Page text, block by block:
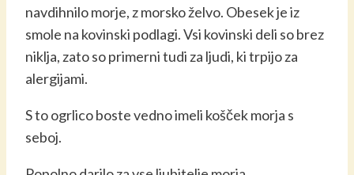
navdihnilo morje, z morsko želvo. Obesek je iz
smole na kovinski podlagi.Vsi kovinski deli so brez
niklja, zato so primerni tudi za ljudi, ki trpijo za
alergijami.
S to ogrlico boste vedno imeli košček morja s
seboj.